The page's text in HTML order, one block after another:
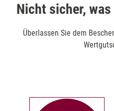
Nicht sicher,
Überlassen Sie dem